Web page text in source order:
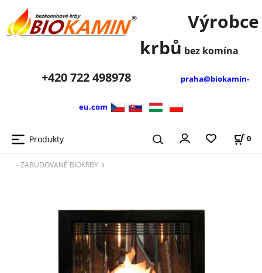
Výrobce
krbů bez komína
+420722 498978 praha@biokamin-
eu.com
Produkty 0
- ZABUDOVANÉ BIOKRBY